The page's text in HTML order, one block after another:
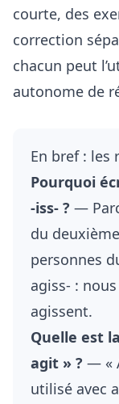
courte, des
correction
chacun peut
autonome de
En bref : les
Pourquoi
-iss- ? —
du
personnes
agiss- :
agissent.
Quelle est
agit » ? — «
utilisé avec